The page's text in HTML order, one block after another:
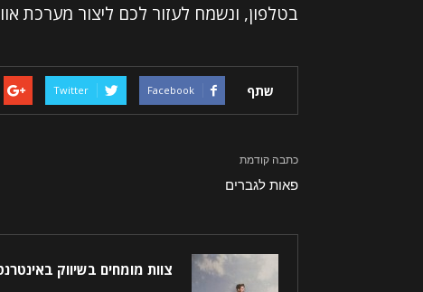
בטלפון, ונשמח לעזור לכם ליצור מערכת
שתף Facebook
Twitter
כתבה קודמת
פאות לגברים
צוות מומחים בשיווק